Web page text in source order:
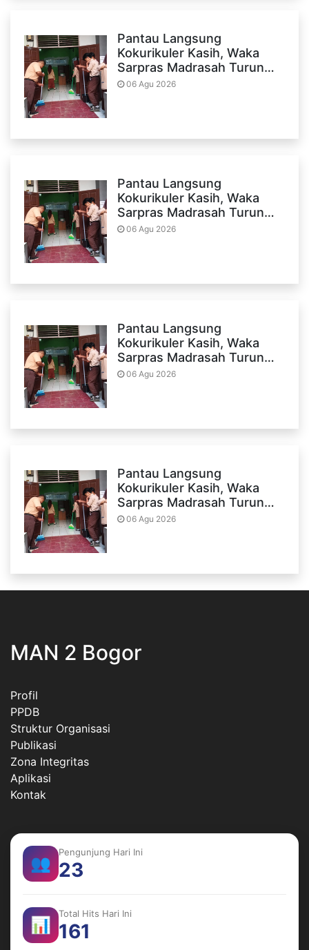
Pantau Langsung
Kokurikuler Kasih, Waka
Sarpras Madrasah Turun…
06 Agu 2026
Pantau Langsung
Kokurikuler Kasih, Waka
Sarpras Madrasah Turun…
06 Agu 2026
Pantau Langsung
Kokurikuler Kasih, Waka
Sarpras Madrasah Turun…
06 Agu 2026
Pantau Langsung
Kokurikuler Kasih, Waka
Sarpras Madrasah Turun…
06 Agu 2026
MAN 2 Bogor
Profil
PPDB
Struktur Organisasi
Publikasi
Zona Integritas
Aplikasi
Kontak
👥
Pengunjung Hari Ini
23
📊
Total Hits Hari Ini
161